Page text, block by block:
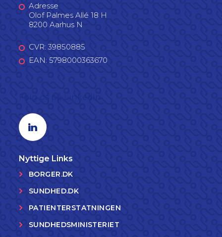
Adresse
Olof Palmes Allé 18 H
8200 Aarhus N
CVR: 39850885
EAN: 5798000363670
Linkedin profil
Nyttige Links
BORGER.DK
SUNDHED.DK
PATIENTERSTATNINGEN
SUNDHEDSMINISTERIET